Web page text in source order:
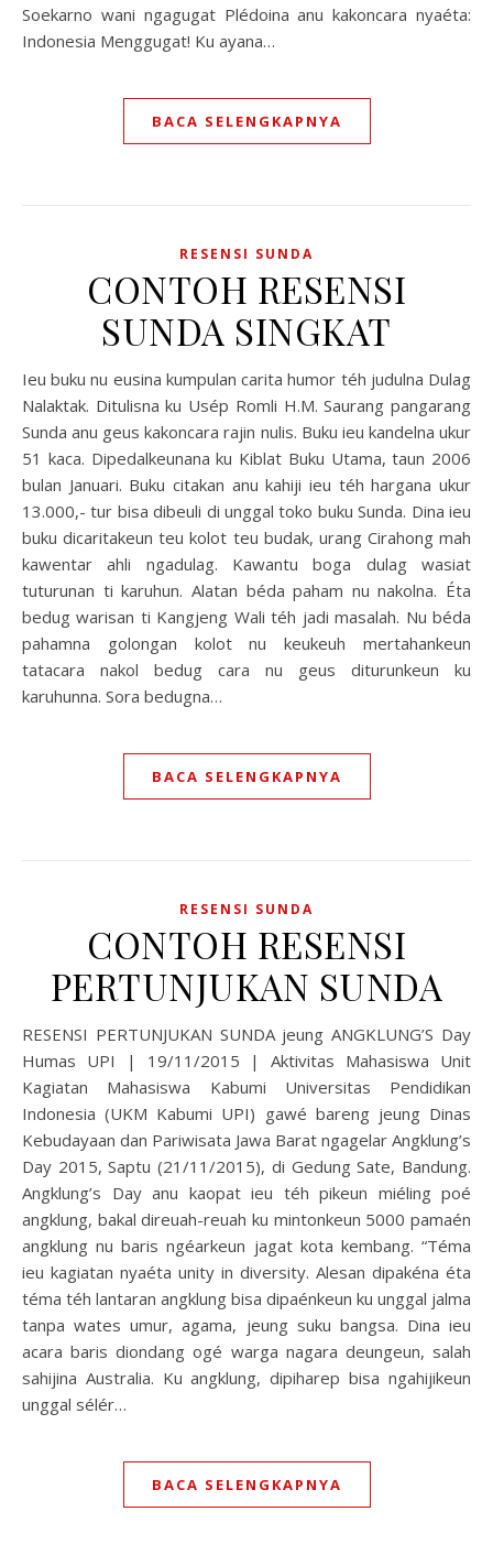
Soekarno wani ngagugat Plédoina anu kakoncara nyaéta:
Indonesia Menggugat! Ku ayana…
BACA SELENGKAPNYA
RESENSI SUNDA
CONTOH RESENSI
SUNDA SINGKAT
Ieu buku nu eusina kumpulan carita humor téh judulna Dulag
Nalaktak. Ditulisna ku Usép Romli H.M. Saurang pangarang
Sunda anu geus kakoncara rajin nulis. Buku ieu kandelna ukur
51 kaca. Dipedalkeunana ku Kiblat Buku Utama, taun 2006
bulan Januari. Buku citakan anu kahiji ieu téh hargana ukur
13.000,- tur bisa dibeuli di unggal toko buku Sunda. Dina ieu
buku dicaritakeun teu kolot teu budak, urang Cirahong mah
kawentar ahli ngadulag. Kawantu boga dulag wasiat
tuturunan ti karuhun. Alatan béda paham nu nakolna. Éta
bedug warisan ti Kangjeng Wali téh jadi masalah. Nu béda
pahamna golongan kolot nu keukeuh mertahankeun
tatacara nakol bedug cara nu geus diturunkeun ku
karuhunna. Sora bedugna…
BACA SELENGKAPNYA
RESENSI SUNDA
CONTOH RESENSI
PERTUNJUKAN SUNDA
RESENSI PERTUNJUKAN SUNDA jeung ANGKLUNG’S Day
Humas UPI | 19/11/2015 | Aktivitas Mahasiswa Unit
Kagiatan Mahasiswa Kabumi Universitas Pendidikan
Indonesia (UKM Kabumi UPI) gawé bareng jeung Dinas
Kebudayaan dan Pariwisata Jawa Barat ngagelar Angklung’s
Day 2015, Saptu (21/11/2015), di Gedung Sate, Bandung.
Angklung’s Day anu kaopat ieu téh pikeun miéling poé
angklung, bakal direuah-reuah ku mintonkeun 5000 pamaén
angklung nu baris ngéarkeun jagat kota kembang. “Téma
ieu kagiatan nyaéta unity in diversity. Alesan dipakéna éta
téma téh lantaran angklung bisa dipaénkeun ku unggal jalma
tanpa wates umur, agama, jeung suku bangsa. Dina ieu
acara baris diondang ogé warga nagara deungeun, salah
sahijina Australia. Ku angklung, dipiharep bisa ngahijikeun
unggal sélér…
BACA SELENGKAPNYA